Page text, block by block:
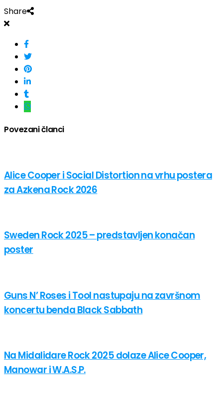
Share
Povezani članci
Alice Cooper i Social Distortion na vrhu postera
za Azkena Rock 2026
Sweden Rock 2025 – predstavljen konačan
poster
Guns N’ Roses i Tool nastupaju na završnom
koncertu benda Black Sabbath
Na Midalidare Rock 2025 dolaze Alice Cooper,
Manowar i W.A.S.P.